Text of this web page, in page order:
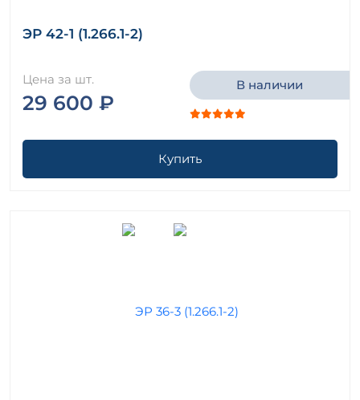
ЭР 42-1 (1.266.1-2)
Цена за шт.
29 600 ₽
В наличии
Купить